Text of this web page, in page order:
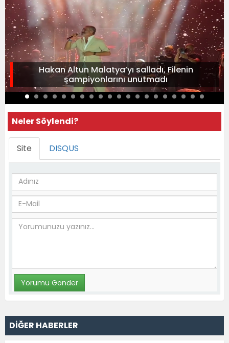
Hakan Altun Malatya’yı salladı, Filenin
şampiyonlarını unutmadı
Neler Söylendi?
Site DISQUS
DİĞER HABERLER